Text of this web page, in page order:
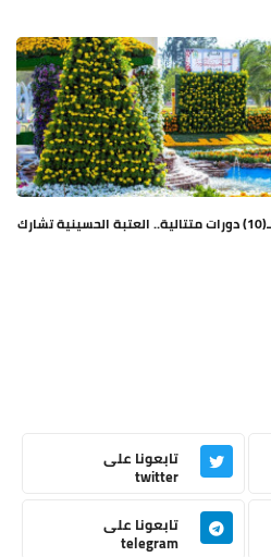
بالفيديو: بعد حصدها للمركز الأول لـ(10) دورات متتالية.. العتبة الحسينية تشارك
تابعونا على
twitter
تابعونا على
telegram